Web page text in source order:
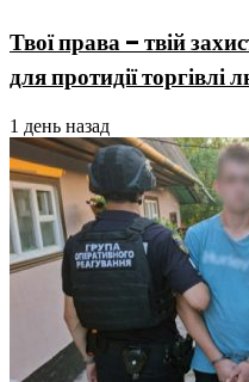
Твої права – твій
для протидії торгівлі
1 день назад